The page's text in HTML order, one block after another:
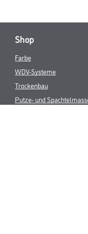
Shop
Farbe
WDV-Systeme
Trockenbau
Putze- und